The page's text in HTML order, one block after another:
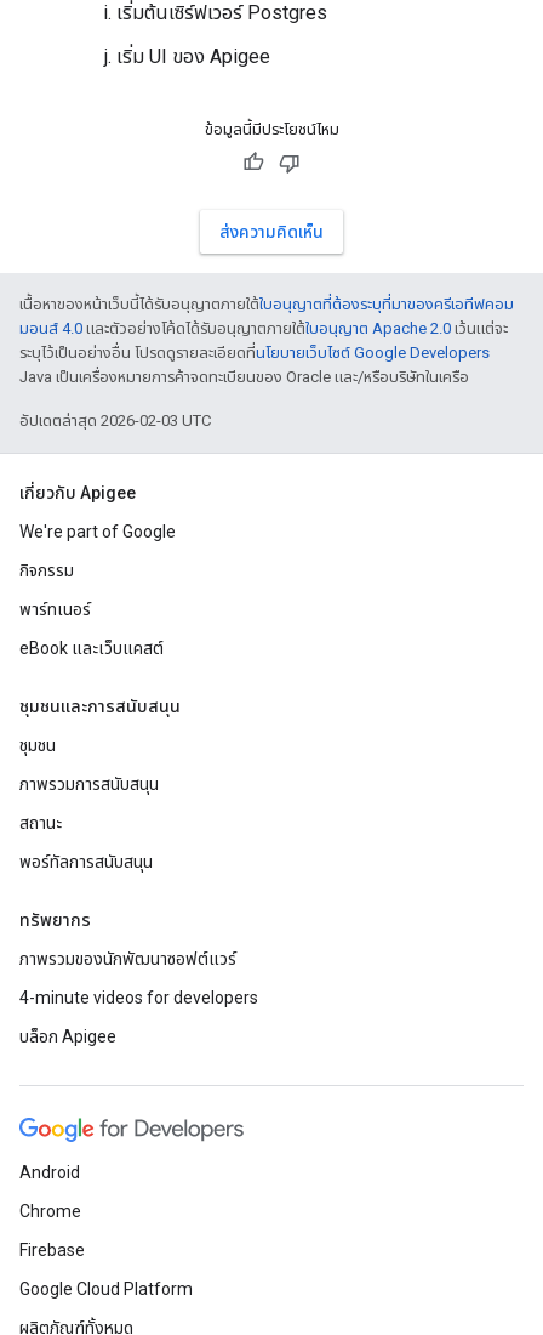
เริ่มต้นเซิร์ฟเวอร์ Postgres
เริ่ม UI ของ Apigee
ข้อมูลนี้มีประโยชน์ไหม
ส่งความคิดเห็น
เนื้อหาของหน้าเว็บนี้ได้รับอนุญาตภายใต้ใบอนุญาตที่ต้องระบุที่มาของครีเอทีฟคอม
มอนส์ 4.0 และตัวอย่างโค้ดได้รับอนุญาตภายใต้ใบอนุญาต Apache 2.0 เว้นแต่จะ
ระบุไว้เป็นอย่างอื่น โปรดดูรายละเอียดที่นโยบายเว็บไซต์ Google Developers
Java เป็นเครื่องหมายการค้าจดทะเบียนของ Oracle และ/หรือบริษัทในเครือ
อัปเดตล่าสุด 2026-02-03 UTC
เกี่ยวกับ Apigee
We're part of Google
กิจกรรม
พาร์ทเนอร์
eBook และเว็บแคสต์
ชุมชนและการสนับสนุน
ชุมชน
ภาพรวมการสนับสนุน
สถานะ
พอร์ทัลการสนับสนุน
ทรัพยากร
ภาพรวมของนักพัฒนาซอฟต์แวร์
4-minute videos for developers
บล็อก Apigee
Android
Chrome
Firebase
Google Cloud Platform
ผลิตภัณฑ์ทั้งหมด